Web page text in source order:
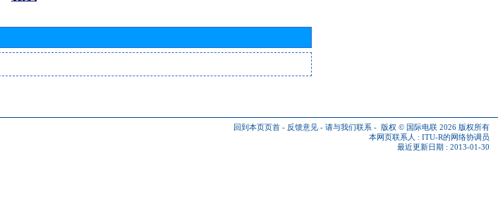
回到本页页首 - 反馈意见 - 请与我们联系 - 版权 © 国际电联 2026 版权所有
本网页联系人 : ITU-R的网络协调员
最近更新日期 : 2013-01-30